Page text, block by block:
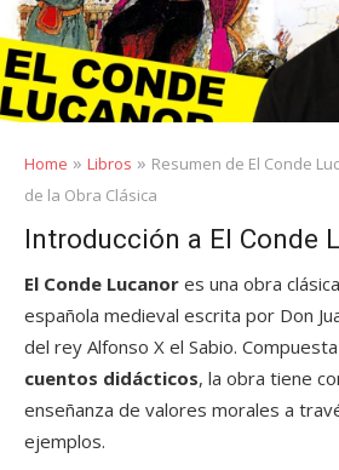
Home » Libros » Resumen de El Conde
de la Obra Clásica
Introducción a El Conde
El Conde Lucanor es una obra
española medieval escrita por Don
del rey Alfonso X el Sabio.
cuentos didácticos, la obra tiene
enseñanza de valores morales a
ejemplos.